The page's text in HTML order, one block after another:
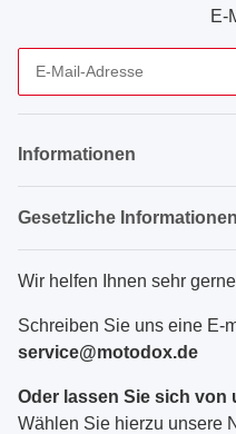
E-
Informationen
Gesetzliche Informationen
Wir helfen Ihnen sehr
Schreiben Sie uns eine E-
service@motodox.de
Oder lassen Sie sich von
Wählen Sie hierzu unsere